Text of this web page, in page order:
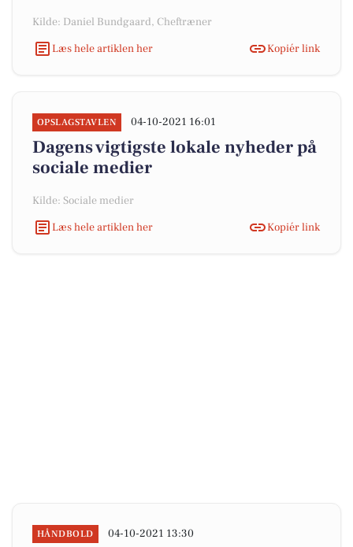
Kilde: Daniel Bundgaard, Cheftræner
Læs hele artiklen her
Kopiér link
OPSLAGSTAVLEN 04-10-2021 16:01
Dagens vigtigste lokale nyheder på
sociale medier
Kilde: Sociale medier
Læs hele artiklen her
Kopiér link
HÅNDBOLD 04-10-2021 13:30